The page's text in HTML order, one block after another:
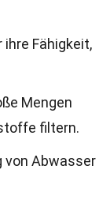
Fähigkeit,
Mengen
filtern.
von Abwasser